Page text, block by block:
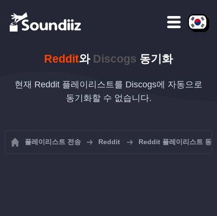
Reddit와 Discogs 동기화
현재 Reddit 플레이리스트를 Discogs에 자동으로
동기화할 수 없습니다.
플레이리스트 전송 Reddit Reddit 플레이리스트 동